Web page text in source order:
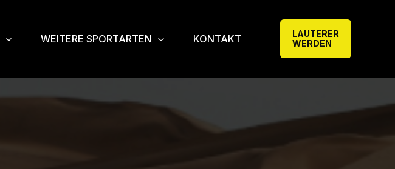
WEITERE SPORTARTEN KONTAKT
LAUTERER
WERDEN